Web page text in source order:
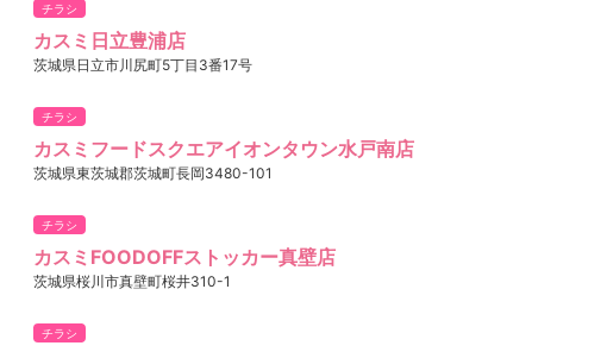
チラシ
カスミ日立豊浦店
茨城県日立市川尻町5丁目3番17号
チラシ
カスミフードスクエアイオンタウン水戸南店
茨城県東茨城郡茨城町長岡3480-101
チラシ
カスミFOODOFFストッカー真壁店
茨城県桜川市真壁町桜井310-1
チラシ